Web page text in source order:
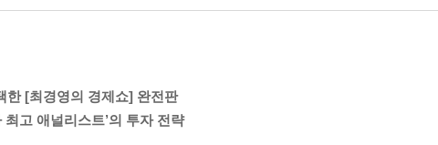
한 [최경영의 경제쇼] 완전판
최고 애널리스트’의 투자 전략